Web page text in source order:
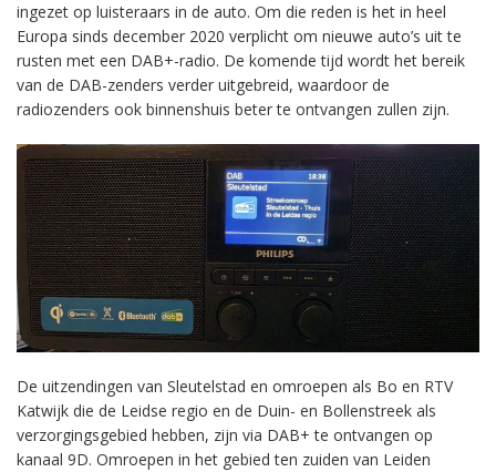
ingezet op luisteraars in de auto. Om die reden is het in heel
Europa sinds december 2020 verplicht om nieuwe auto’s uit te
rusten met een DAB+-radio. De komende tijd wordt het bereik
van de DAB-zenders verder uitgebreid, waardoor de
radiozenders ook binnenshuis beter te ontvangen zullen zijn.
De uitzendingen van Sleutelstad en omroepen als Bo en RTV
Katwijk die de Leidse regio en de Duin- en Bollenstreek als
verzorgingsgebied hebben, zijn via DAB+ te ontvangen op
kanaal 9D. Omroepen in het gebied ten zuiden van Leiden